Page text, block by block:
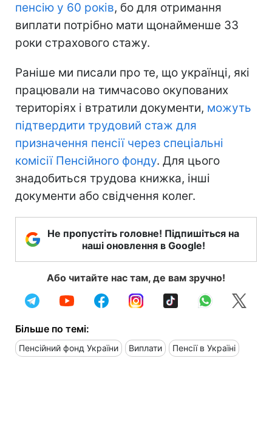
пенсію у 60 років, бо для отримання
виплати потрібно мати щонайменше 33
роки страхового стажу.
Раніше ми писали про те, що українці, які
працювали на тимчасово окупованих
територіях і втратили документи, можуть
підтвердити трудовий стаж для
призначення пенсії через спеціальні
комісії Пенсійного фонду. Для цього
знадобиться трудова книжка, інші
документи або свідчення колег.
Не пропустіть головне! Підпишіться на
наші оновлення в Google!
Або читайте нас там, де вам зручно!
Більше по темі:
Пенсійний фонд України Виплати Пенсії в Україні